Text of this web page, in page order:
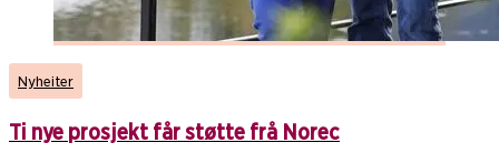
Nyheiter
Ti nye prosjekt får støtte frå Norec